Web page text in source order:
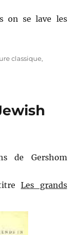
on se lave les
classique,
de Gershom
titreLes grands